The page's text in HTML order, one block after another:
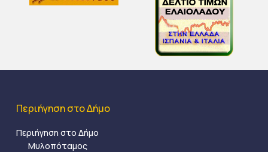
Περιήγηση στο Δήμο
Περιήγηση στο Δήμο
Μυλοπόταμος